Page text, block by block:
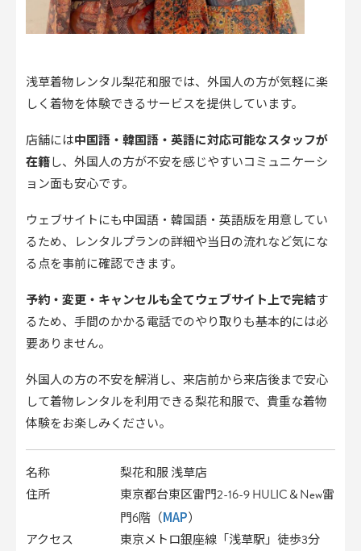
浅草着物レンタル梨花和服では、外国人の方が気軽に楽
しく着物を体験できるサービスを提供しています。
店舗には中国語・韓国語・英語に対応可能なスタッフが
在籍し、外国人の方が不安を感じやすいコミュニケーシ
ョン面も安心です。
ウェブサイトにも中国語・韓国語・英語版を用意してい
るため、レンタルプランの詳細や当日の流れなど気にな
る点を事前に確認できます。
予約・変更・キャンセルも全てウェブサイト上で完結す
るため、手間のかかる電話でのやり取りも基本的には必
要ありません。
外国人の方の不安を解消し、来店前から来店後まで安心
して着物レンタルを利用できる梨花和服で、貴重な着物
体験をお楽しみください。
名称
梨花和服 浅草店
住所
東京都台東区雷門2-16-9 HULIC＆New雷
門6階（MAP）
アクセス
東京メトロ銀座線「浅草駅」徒歩3分